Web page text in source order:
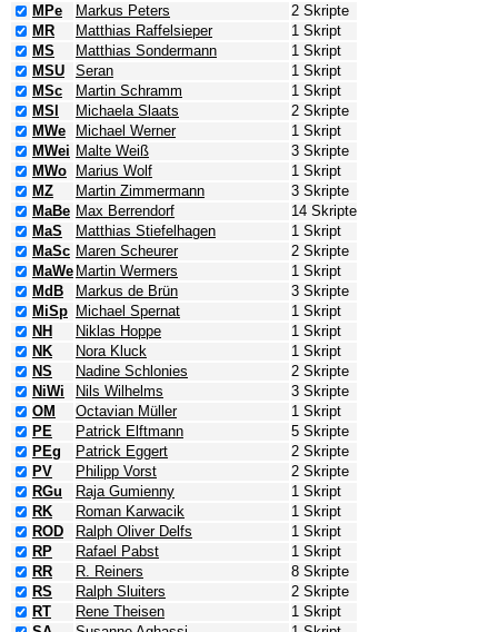
MPe
Markus Peters
2 Skripte
MR
Matthias Raffelsieper
1 Skript
MS
Matthias Sondermann
1 Skript
MSU
Seran
1 Skript
MSc
Martin Schramm
1 Skript
MSl
Michaela Slaats
2 Skripte
MWe
Michael Werner
1 Skript
MWei Malte Weiß
3 Skripte
MWo
Marius Wolf
1 Skript
MZ
Martin Zimmermann
3 Skripte
MaBe Max Berrendorf
14 Skripte
MaS
Matthias Stiefelhagen
1 Skript
MaSc Maren Scheurer
2 Skripte
MaWe Martin Wermers
1 Skript
MdB
Markus de Brün
3 Skripte
MiSp Michael Spernat
1 Skript
NH
Niklas Hoppe
1 Skript
NK
Nora Kluck
1 Skript
NS
Nadine Schlonies
2 Skripte
NiWi
Nils Wilhelms
3 Skripte
OM
Octavian Müller
1 Skript
PE
Patrick Elftmann
5 Skripte
PEg
Patrick Eggert
2 Skripte
PV
Philipp Vorst
2 Skripte
RGu
Raja Gumienny
1 Skript
RK
Roman Karwacik
1 Skript
ROD
Ralph Oliver Delfs
1 Skript
RP
Rafael Pabst
1 Skript
RR
R. Reiners
8 Skripte
RS
Ralph Sluiters
2 Skripte
RT
Rene Theisen
1 Skript